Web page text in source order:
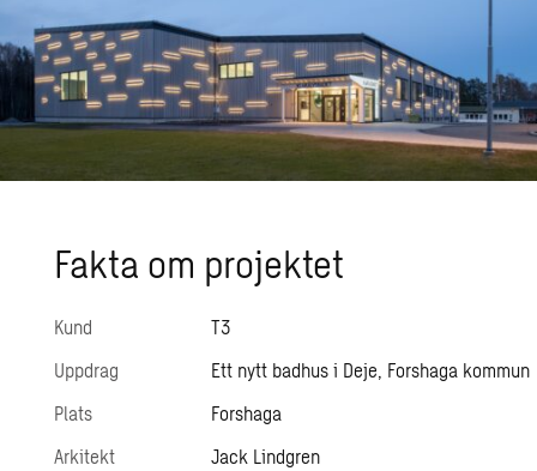
Fakta om pro­jek­tet
Kund
T3
Uppdrag
Ett nytt badhus i Deje, Forshaga kommun
Plats
Forshaga
Arkitekt
Jack Lindgren